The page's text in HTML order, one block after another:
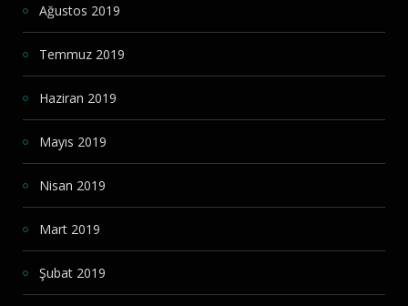
Ağustos 2019
Temmuz 2019
Haziran 2019
Mayıs 2019
Nisan 2019
Mart 2019
Şubat 2019